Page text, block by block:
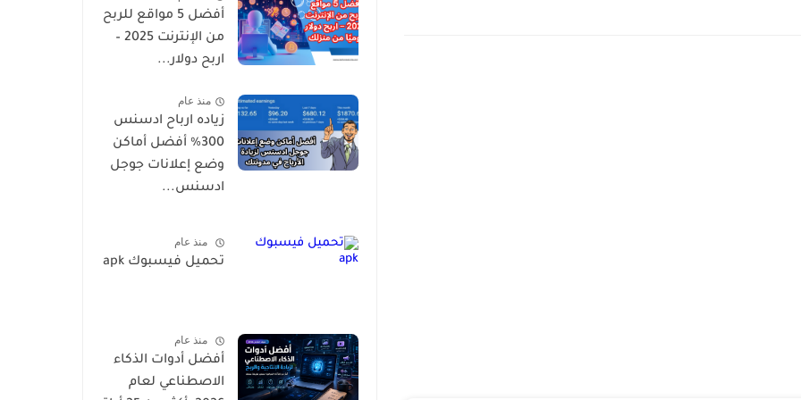
أفضل 5 مواقع للربح
من الإنترنت 2025 –
اربح دولار...
منذ عام
زياده ارباح ادسنس
300% أفضل أماكن
وضع إعلانات جوجل
ادسنس...
منذ عام
تحميل فيسبوك apk
منذ عام
أفضل أدوات الذكاء
الاصطناعي لعام